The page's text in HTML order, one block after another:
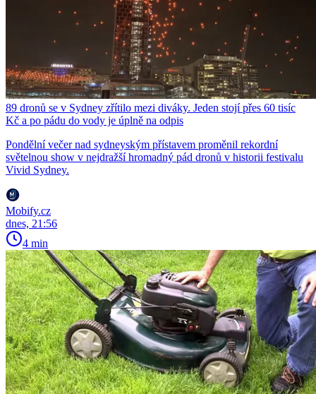
89 dronů se v Sydney zřítilo mezi diváky. Jeden stojí přes 60 tisíc
Kč a po pádu do vody je úplně na odpis
Pondělní večer nad sydneyským přístavem proměnil rekordní
světelnou show v nejdražší hromadný pád dronů v historii festivalu
Vivid Sydney.
Mobify.cz
dnes, 21:56
4 min